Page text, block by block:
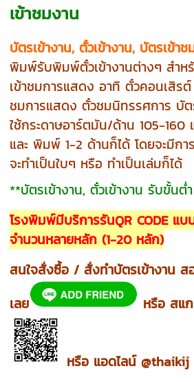
เข้าชมงาน
บัตรเข้างาน, ตั๋วเข้างาน, บัตรเข้า
พิมพ์รับพิมพ์ตั๋วเข้างานต่างๆ สำห
เข้าชมการแสดง อาทิ ตั๋วคอนเสิ
ชมการแสดง ตั๋วชมนิทรรศการ บั
ใช้กระดาษอาร์ตมัน/ด้าน 105-
และ พิมพ์ 1-2 ด้านก็ได้ โดยจะมีกา
จะทำเป็นใบๆ หรือ ทำเป็นเล่มก็ได้
**บัตรเข้างาน, ตั๋วเข้างาน รับขั้นต่
โรงพิมพ์มีบริการรันQR CODE แบ
จำนวนหลายหลัก (1-20 หลัก)
สนใจสั่งซื้อ / สั่งทำบัตรเข้างาน
เลย
หรือ สแ
หรือ แอดไลน์ @thaikij